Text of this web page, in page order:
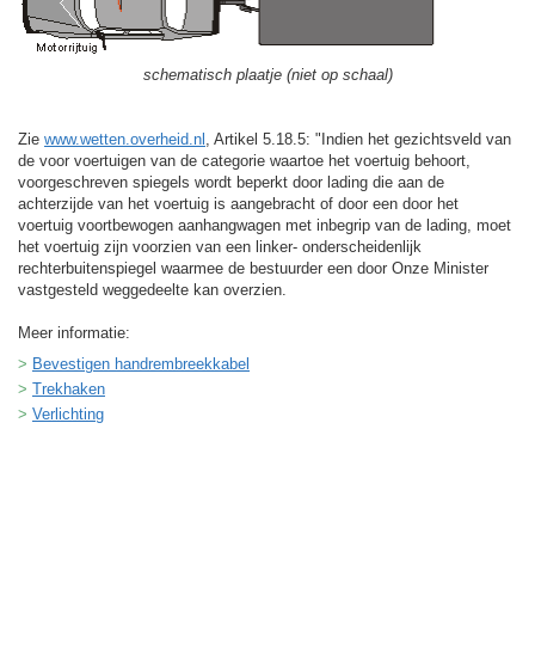
schematisch plaatje (niet op schaal)
Zie www.wetten.overheid.nl
, Artikel 5.18.5: "Indien het gezichtsveld van
de voor voertuigen van de categorie waartoe het voertuig behoort,
voorgeschreven spiegels wordt beperkt door lading die aan de
achterzijde van het voertuig is aangebracht of door een door het
voertuig voortbewogen aanhangwagen met inbegrip van de lading, moet
het voertuig zijn voorzien van een linker- onderscheidenlijk
rechterbuitenspiegel waarmee de bestuurder een door Onze Minister
vastgesteld weggedeelte kan overzien.
Meer informatie:
Bevestigen handrembreekkabel
Trekhaken
Verlichting